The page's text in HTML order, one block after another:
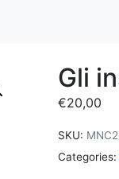
Gli
€20,00
SKU:
Categories: